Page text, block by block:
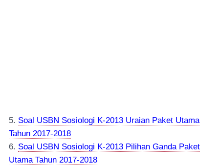
5. Soal USBN Sosiologi K-2013 Uraian Paket Utama
Tahun 2017-2018
6. Soal USBN Sosiologi K-2013 Pilihan Ganda Paket
Utama Tahun 2017-2018